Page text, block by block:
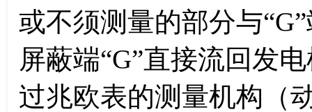
或不须测量的部分与
屏蔽端“G”直接流回发
过兆欧表的测量机构（